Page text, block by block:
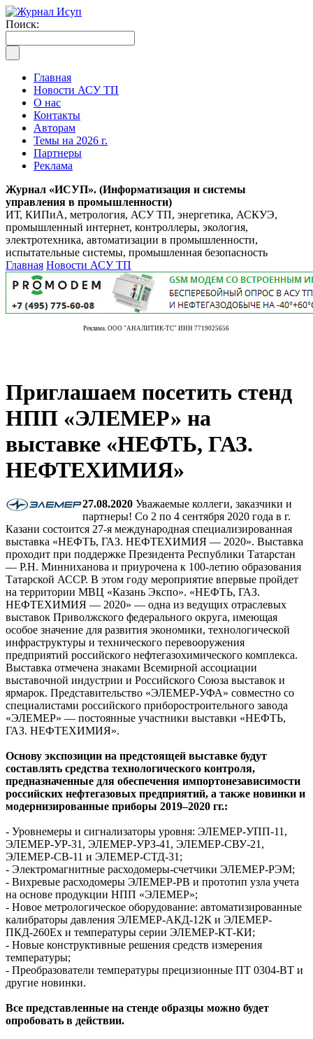
Поиск:
Главная
Новости АСУ ТП
О нас
Контакты
Авторам
Темы на 2026 г.
Партнеры
Реклама
Журнал «ИСУП». (Информатизация и системы
управления в промышленности)
ИТ, КИПиА, метрология, АСУ ТП, энергетика, АСКУЭ,
промышленный интернет, контроллеры, экология,
электротехника, автоматизации в промышленности,
испытательные системы, промышленная безопасность
Главная Новости АСУ ТП
Реклама. ООО "АНАЛИТИК-ТС" ИНН 7719025656
Приглашаем посетить стенд
НПП «ЭЛЕМЕР» на
выставке «НЕФТЬ, ГАЗ.
НЕФТЕХИМИЯ»
27.08.2020 Уважаемые коллеги, заказчики и
партнеры! Со 2 по 4 сентября 2020 года в г.
Казани состоится 27-я международная специализированная
выставка «НЕФТЬ, ГАЗ. НЕФТЕХИМИЯ — 2020». Выставка
проходит при поддержке Президента Республики Татарстан
— Р.Н. Минниханова и приурочена к 100-летию образования
Татарской АССР. В этом году мероприятие впервые пройдет
на территории МВЦ «Казань Экспо». «НЕФТЬ, ГАЗ.
НЕФТЕХИМИЯ — 2020» — одна из ведущих отраслевых
выставок Приволжского федерального округа, имеющая
особое значение для развития экономики, технологической
инфраструктуры и технического перевооружения
предприятий российского нефтегазохимического комплекса.
Выставка отмечена знаками Всемирной ассоциации
выставочной индустрии и Российского Союза выставок и
ярмарок. Представительство «ЭЛЕМЕР-УФА» совместно со
специалистами российского приборостроительного завода
«ЭЛЕМЕР» — постоянные участники выставки «НЕФТЬ,
ГАЗ. НЕФТЕХИМИЯ».
Основу экспозиции на предстоящей выставке будут
составлять средства технологического контроля,
предназначенные для обеспечения импортонезависимости
российских нефтегазовых предприятий, а также новинки и
модернизированные приборы 2019–2020 гг.:
- Уровнемеры и сигнализаторы уровня: ЭЛЕМЕР-УПП-11,
ЭЛЕМЕР-УР-31, ЭЛЕМЕР-УРЗ-41, ЭЛЕМЕР-СВУ-21,
ЭЛЕМЕР-СВ-11 и ЭЛЕМЕР-СТД-31;
- Электромагнитные расходомеры-счетчики ЭЛЕМЕР-РЭМ;
- Вихревые расходомеры ЭЛЕМЕР-РВ и прототип узла учета
на основе продукции НПП «ЭЛЕМЕР»;
- Новое метрологическое оборудование: автоматизированные
калибраторы давления ЭЛЕМЕР-АКД-12К и ЭЛЕМЕР-
ПКД-260Ех и температуры серии ЭЛЕМЕР-КТ-КИ;
- Новые конструктивные решения средств измерения
температуры;
- Преобразователи температуры прецизионные ПТ 0304-ВТ и
другие новинки.
Все представленные на стенде образцы можно будет
опробовать в действии.